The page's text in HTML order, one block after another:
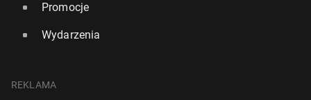
Promocje
Wydarzenia
REKLAMA